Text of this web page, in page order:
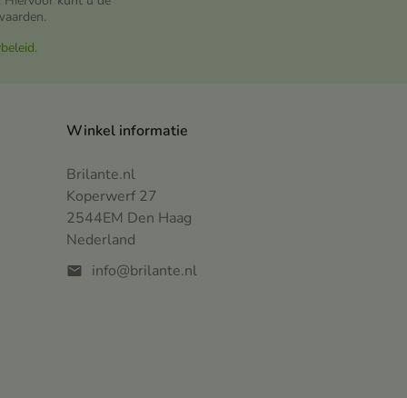
.
Winkel informatie
Brilante.nl
Koperwerf 27
2544EM Den Haag
Nederland
mail info@brilante.nl